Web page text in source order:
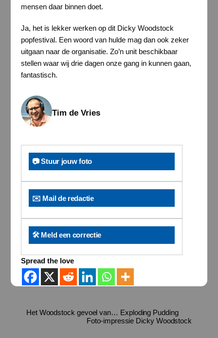
mensen daar binnen doet.
Ja, het is lekker werken op dit Dicky Woodstock
popfestival. Een woord van hulde mag dan ook zeker
uitgaan naar de organisatie. Zo’n unit beschikbaar
stellen waar wij drie dagen onze gang in kunnen gaan,
fantastisch.
Tim de Vries
📷 Stuur jouw foto
✉️ Mail de redactie
🛠️ Meld een correctie
Spread the love
Het Woodstock gevoel van… Exploding Pudding
Foto-impressie Dicky Woodstock